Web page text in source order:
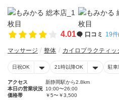
4.01 口コミ 19件
マッサージ 整体 カイロプラクティッ
日祝OK 21時以降OK 駐車
アクセス
新静岡駅から2.8km
本日の営業状況 10:00〜26:00
価格帯
￥5〜￥3,500